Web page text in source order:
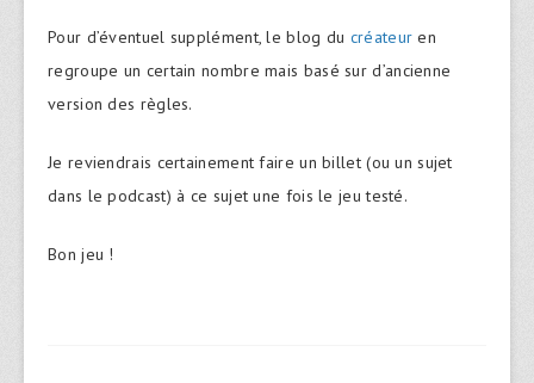
Pour d’éventuel supplément, le blog du créateur en
regroupe un certain nombre mais basé sur d’ancienne
version des règles.
Je reviendrais certainement faire un billet (ou un sujet
dans le podcast) à ce sujet une fois le jeu testé.
Bon jeu !